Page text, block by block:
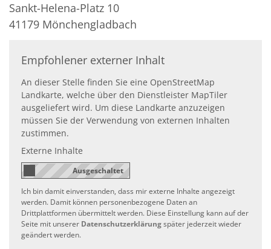
Sankt-Helena-Platz 10
41179 Mönchengladbach
Empfohlener externer Inhalt
An dieser Stelle finden Sie eine OpenStreetMap
Landkarte, welche über den Dienstleister MapTiler
ausgeliefert wird. Um diese Landkarte anzuzeigen
müssen Sie der Verwendung von externen Inhalten
zustimmen.
Externe Inhalte
Ich bin damit einverstanden, dass mir externe Inhalte angezeigt
werden. Damit können personenbezogene Daten an
Drittplattformen übermittelt werden. Diese Einstellung kann auf der
Seite mit unserer Datenschutzerklärungspäter jederzeit wieder
geändert werden.